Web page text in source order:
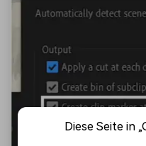
Diese Seite in